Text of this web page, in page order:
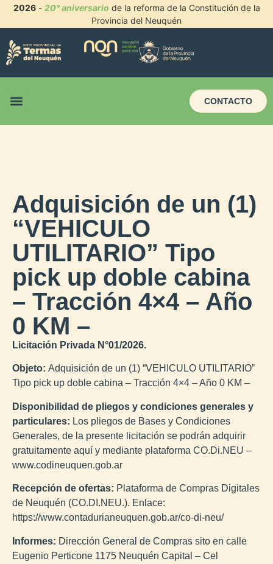
2026- 20° aniversario de la reforma de la Constitución de la
Provincia del Neuquén
CONTACTO
Adquisición de un (1)
“VEHICULO
UTILITARIO” Tipo
pick up doble cabina
– Tracción 4×4 – Año
0 KM –
Licitación Privada N°01/2026.
Objeto: Adquisición de un (1) “VEHICULO UTILITARIO”
Tipo pick up doble cabina – Tracción 4×4 – Año 0 KM –
Disponibilidad de pliegos y condiciones generales y
particulares: Los pliegos de Bases y Condiciones
Generales, de la presente licitación se podrán adquirir
gratuitamente aquí y mediante plataforma CO.Di.NEU –
www.codineuquen.gob.ar
Recepción de ofertas: Plataforma de Compras Digitales
de Neuquén (CO.DI.NEU.). Enlace:
https://www.contadurianeuquen.gob.ar/co-di-neu/
Informes: Dirección General de Compras sito en calle
Eugenio Perticone 1175 Neuquén Capital – Cel